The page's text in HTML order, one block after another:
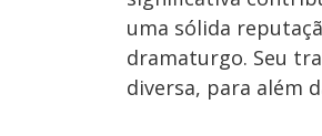
uma sólida
dramaturgo. Seu
diversa, para além